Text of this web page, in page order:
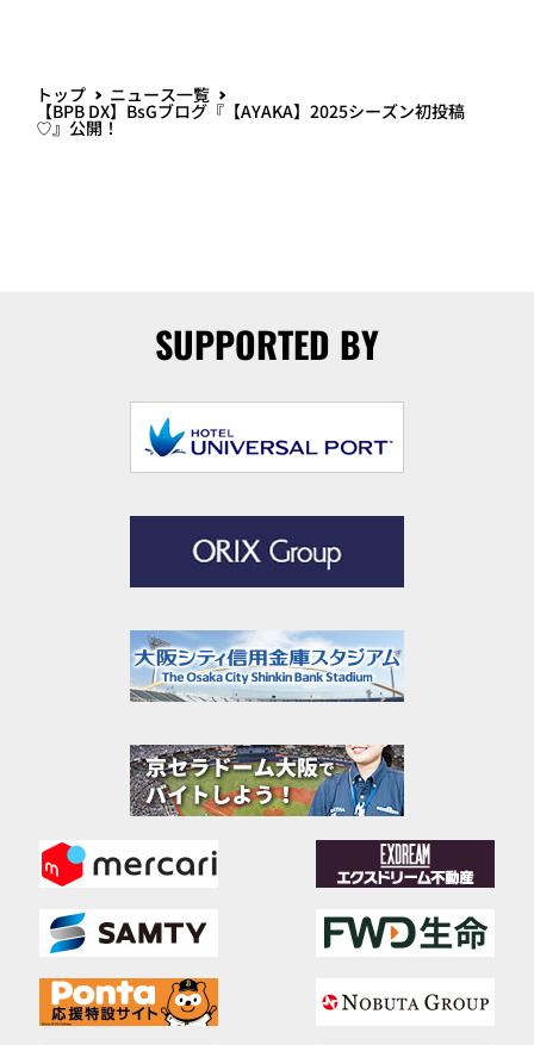
トップ ニュース一覧
【BPB DX】BsGブログ『【AYAKA】2025シーズン初投稿
♡』公開！
SUPPORTED BY